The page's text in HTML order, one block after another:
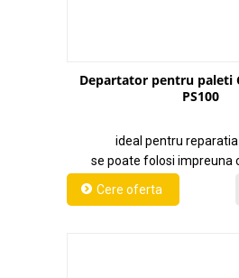
Departator pentru paleti
PS100
ideal pentru
se poate folosi impreuna